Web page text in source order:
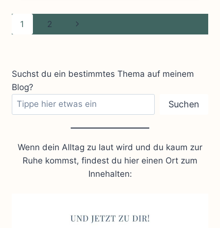
Seitennavigation
1 2
Nächste
Suchst du ein bestimmtes Thema auf meinem
Blog?
Suchen
Wenn dein Alltag zu laut wird und du kaum zur
Ruhe kommst, findest du hier einen Ort zum
Innehalten: